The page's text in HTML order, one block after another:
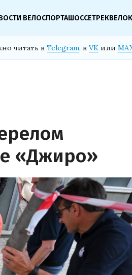
ВЕЛОСПОРТАШОССЕТРЕК
читать в Telegram, в VK или
«Джиро»